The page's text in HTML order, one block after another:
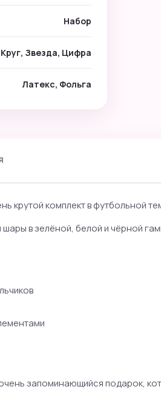
Набор
Круг, Звезда, Цифра
Латекс, Фольга
крутой комплект в футбольной
в зелёной, белой и чёрной
запоминающийся подарок,